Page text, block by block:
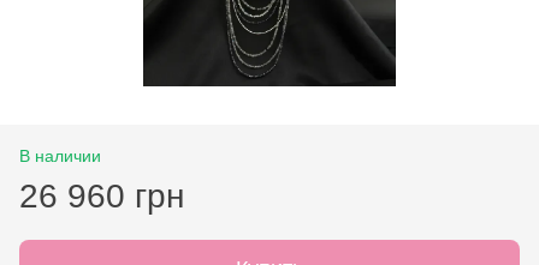
В наличии
26 960 грн